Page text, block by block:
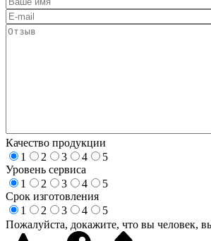
Качество продукции
1
2 3 4
5
Уровень сервиса
1
2 3 4
5
Срок изготовления
1
2 3 4
5
Пожалуйста, докажите, что вы человек,